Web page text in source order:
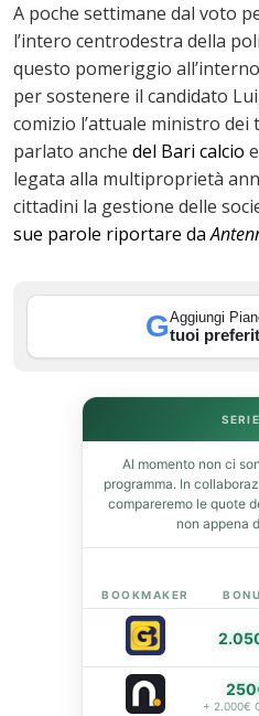
A poche settimane dal voto
l’intero centrodestra della
questo pomeriggio
per sostenere il candidato
comizio l’attuale ministro
parlato anche del Bari calcio
legata alla multiproprietà
cittadini la gestione delle
sue parole riportare da
GAggiungi
tuoi
Al momento non ci
programma. In
compareremo le quote
non appena
BOOKMAKER
+ 2.000€